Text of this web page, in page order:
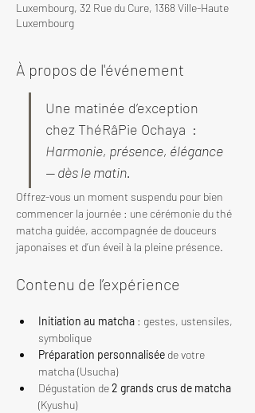
Luxembourg, 32 Rue du Cure, 1368 Ville-Haute
Luxembourg
À propos de l'événement
Une matinée d’exception
chez ThéRâPie Ochaya  :
Harmonie, présence, élégance
— dès le matin.
Offrez-vous un moment suspendu pour bien
commencer la journée : une cérémonie du thé
matcha guidée, accompagnée de douceurs
japonaises et d’un éveil à la pleine présence.
Contenu de l’expérience
Initiation au matcha : gestes, ustensiles,
symbolique
Préparation personnalisée de votre
matcha (Usucha)
Dégustation de 2 grands crus de matcha
(Kyushu)